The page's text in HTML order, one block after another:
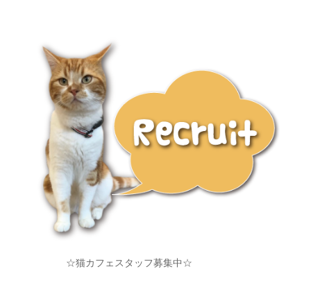
☆猫カフェスタッフ募集中☆